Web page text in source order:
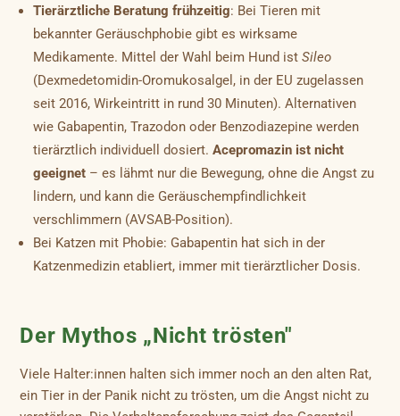
Tierärztliche Beratung frühzeitig: Bei Tieren mit
bekannter Geräuschphobie gibt es wirksame
Medikamente. Mittel der Wahl beim Hund istSileo
(Dexmedetomidin-Oromukosalgel, in der EU zugelassen
seit 2016, Wirkeintritt in rund 30 Minuten). Alternativen
wie Gabapentin, Trazodon oder Benzodiazepine werden
tierärztlich individuell dosiert.Acepromazin ist nicht
geeignet – es lähmt nur die Bewegung, ohne die Angst zu
lindern, und kann die Geräuschempfindlichkeit
verschlimmern (AVSAB-Position).
Bei Katzen mit Phobie: Gabapentin hat sich in der
Katzenmedizin etabliert, immer mit tierärztlicher Dosis.
Der Mythos „Nicht trösten"
Viele Halter:innen halten sich immer noch an den alten Rat,
ein Tier in der Panik nicht zu trösten, um die Angst nicht zu